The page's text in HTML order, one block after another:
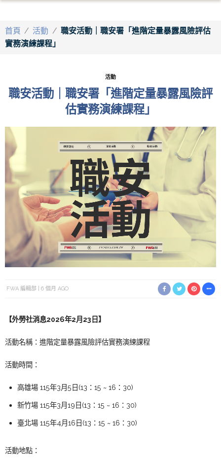
首頁 / 活動 / 職安活動｜職安署「進階定量暴露風險評估
實務演練課程」
活動
職安活動｜職安署「進階定量暴露風險評
估實務演練課程」
FWA 編輯部 6 個月 AGO
【外勞社消息2026年2月23日】
活動名稱：進階定量暴露風險評估實務演練課程
活動時間：
高雄場 115年3月5日(13：15 ~ 16：30)
新竹場 115年3月19日(13：15 ~ 16：30)
臺北場 115年4月16日(13：15 ~ 16：30)
活動地點：